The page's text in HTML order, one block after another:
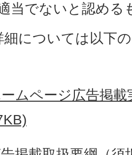
当でないと認める
細については以下
ムページ広告掲